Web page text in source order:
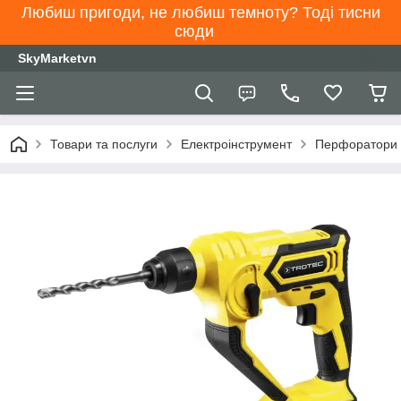
Любиш пригоди, не любиш темноту? Тоді тисни
сюди
SkyMarketvn
Товари та послуги Електроінструмент Перфоратори